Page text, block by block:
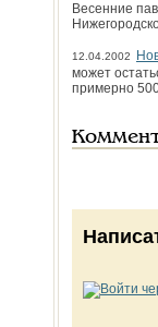
Весенние
12.04.2002
может
примерно